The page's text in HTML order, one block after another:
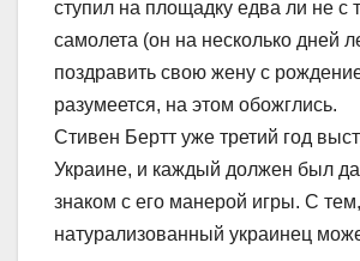
ступил на площадку едва ли не с
самолета (он на несколько дней
поздравить свою жену с
разумеется, на этом обожглись.
Стивен Бертт уже третий год
Украине, и каждый должен был
знаком с его манерой игры. С
натурализованный украинец